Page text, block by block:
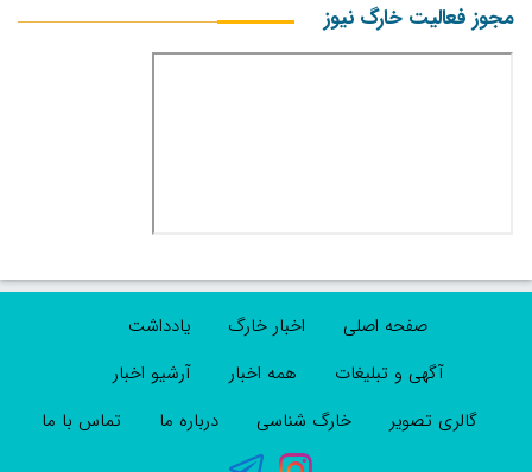
مجوز فعالیت خارگ نیوز
صفحه اصلی اخبار خارگ
یادداشت
آگهی و تبلیغات
همه اخبار
آرشیو اخبار
گالری تصویر
خارگ شناسی درباره ما تماس با ما